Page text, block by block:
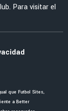
Para visitar el
que Futbol Sites,
a Better